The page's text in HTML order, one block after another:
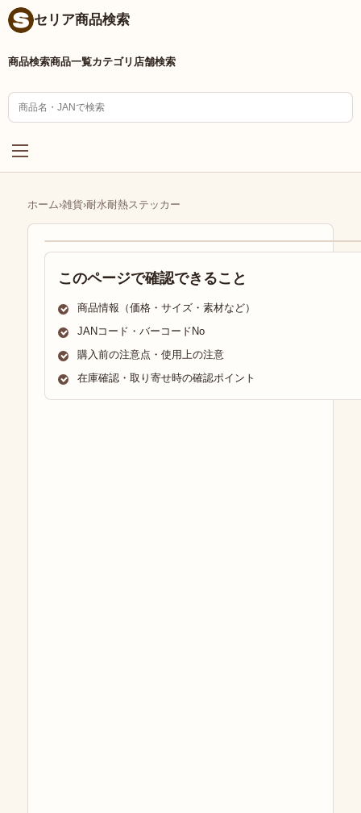
セリア商品検索
商品検索商品一覧カテゴリ 店舗検索
ホーム›雑貨›耐水耐熱ステッカー
このページで確認できること
商品情報（価格・サイズ・素材など）
JANコード・バーコードNo
購入前の注意点・使用上の注意
在庫確認・取り寄せ時の確認ポイント